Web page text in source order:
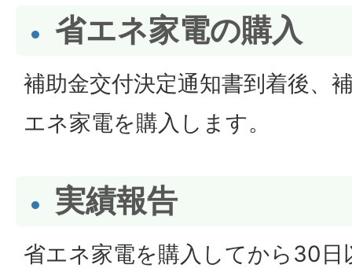
省エネ家電の購入
補助金交付決定通知書到着後、
エネ家電を購入します。
実績報告
省エネ家電を購入してから30日